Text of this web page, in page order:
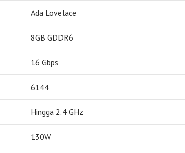
Ada Lovelace
8GB GDDR6
16 Gbps
6144
Hingga 2.4 GHz
130W